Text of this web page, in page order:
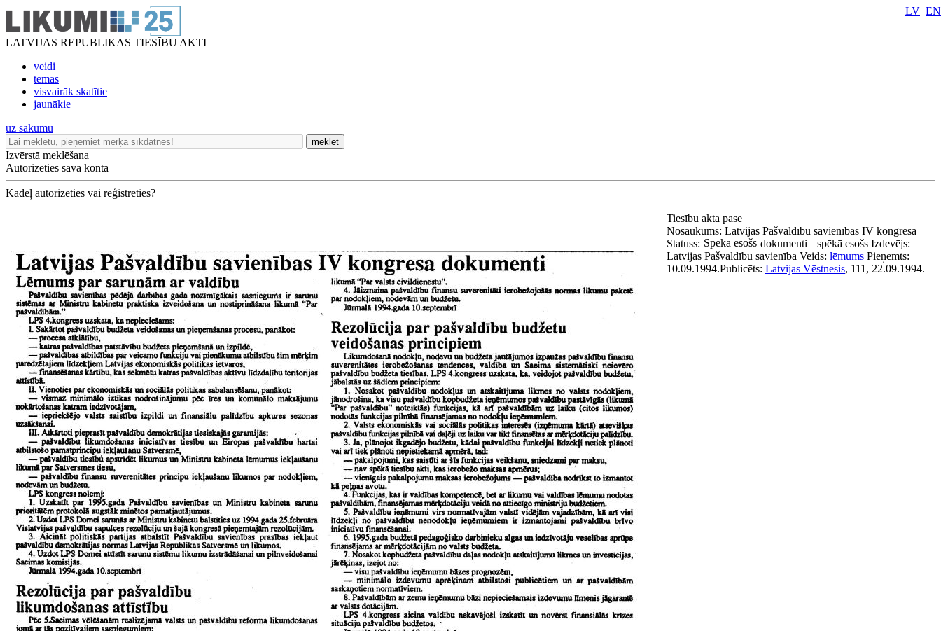
LATVIJAS REPUBLIKAS TIESĪBU AKTI
veidi
tēmas
visvairāk skatītie
jaunākie
LV EN
uz sākumu
meklēt
Izvērstā meklēšana
Autorizēties savā kontā
Kādēļ autorizēties vai reģistrēties?
Tiesību akta pase
Nosaukums: Latvijas Pašvaldību savienības IV kongresa
dokumenti
Statuss: Spēkā esošs spēkā esošs Izdevējs:
Latvijas Pašvaldību savienība Veids: lēmums Pieņemts:
10.09.1994.Publicēts: Latvijas Vēstnesis, 111, 22.09.1994.